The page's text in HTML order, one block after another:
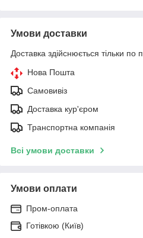
Умови доставки
Доставка здійснюється тільки по
Нова Пошта
Самовивіз
Доставка кур'єром
Транспортна компанія
Всі умови доставки
Умови оплати
Пром-оплата
Готівкою (Київ)